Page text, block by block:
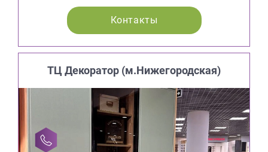
Контакты
ТЦ Декоратор (м.Нижегородская)